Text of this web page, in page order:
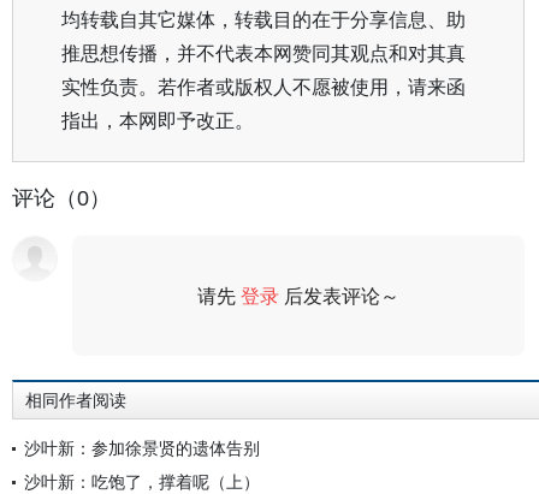
均转载自其它媒体，转载目的在于分享信息、助
推思想传播，并不代表本网赞同其观点和对其真
实性负责。若作者或版权人不愿被使用，请来函
指出，本网即予改正。
评论（0）
请先登录 后发表评论～
相同作者阅读
沙叶新：参加徐景贤的遗体告别
沙叶新：吃饱了，撑着呢（上）